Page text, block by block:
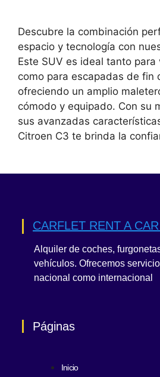
Descubre la combinación
espacio y tecnología con
Este SUV es ideal tanto para
como para escapadas de fin
ofreciendo un amplio
cómodo y equipado. Con su
sus avanzadas
Citroen C3 te brinda la
CARFLET RENT A
Alquiler de coches,
vehículos. Ofrecemos
nacional como internacional
Páginas
Inicio